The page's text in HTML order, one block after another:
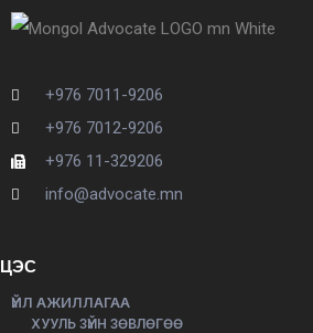
+976 7011-9206
+976 7012-9206
+976 11-329206
info@advocate.mn
ЦЭС
ҮЙЛ АЖИЛЛАГАА
ХУУЛЬ ЗҮЙН ЗӨВЛӨГӨӨ